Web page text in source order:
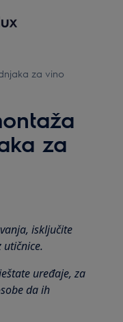
za vino
za
isključite
uređaje, za
da ih